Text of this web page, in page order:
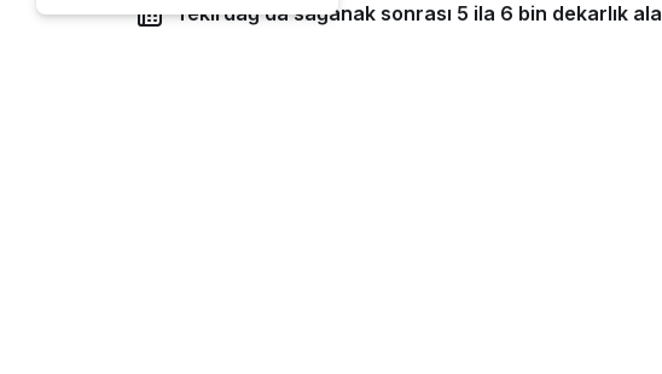
Tekirdağ’da sağanak sonrası 5 ila 6 bin dekarlık alanda hasar